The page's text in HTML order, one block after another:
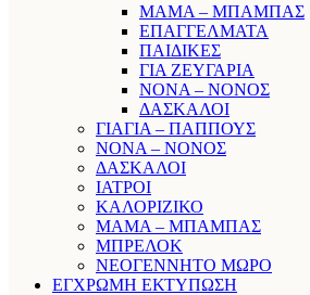
ΜΑΜΑ – ΜΠΑΜΠΑΣ
ΕΠΑΓΓΕΛΜΑΤΑ
ΠΑΙΔΙΚΕΣ
ΓΙΑ ΖΕΥΓΑΡΙΑ
ΝΟΝΑ – ΝΟΝΟΣ
ΔΑΣΚΑΛΟΙ
ΓΙΑΓΙΑ – ΠΑΠΠΟΥΣ
ΝΟΝΑ – ΝΟΝΟΣ
ΔΑΣΚΑΛΟΙ
ΙΑΤΡΟΙ
ΚΑΛΟΡΙΖΙΚΟ
ΜΑΜΑ – ΜΠΑΜΠΑΣ
ΜΠΡΕΛΟΚ
ΝΕΟΓΕΝΝΗΤΟ ΜΩΡΟ
ΕΓΧΡΩΜΗ ΕΚΤΥΠΩΣΗ